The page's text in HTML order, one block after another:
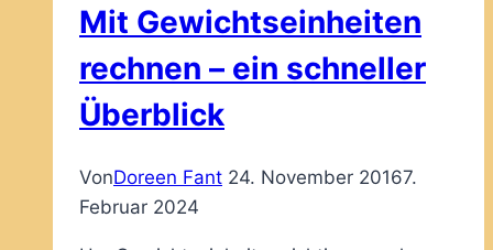
Überblick
Mit Gewichtseinheiten
rechnen – ein schneller
Überblick
VonDoreen Fant 24. November 20167.
Februar 2024